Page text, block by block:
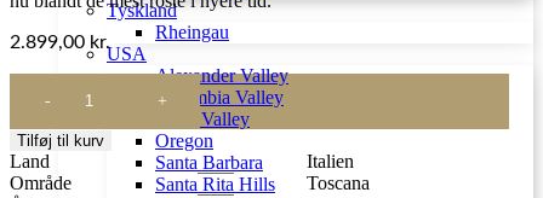
Tyskland
Rheingau
USA
Alexander Valley
Columbia Valley
Napa Valley
Oregon
Santa Barbara
Santa Rita Hills
2.899,00 kr.
2020
antal
Tilføj til kurv
Land
Italien
Område
Toscana